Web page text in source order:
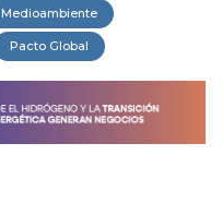
Medioambiente
Pacto Global